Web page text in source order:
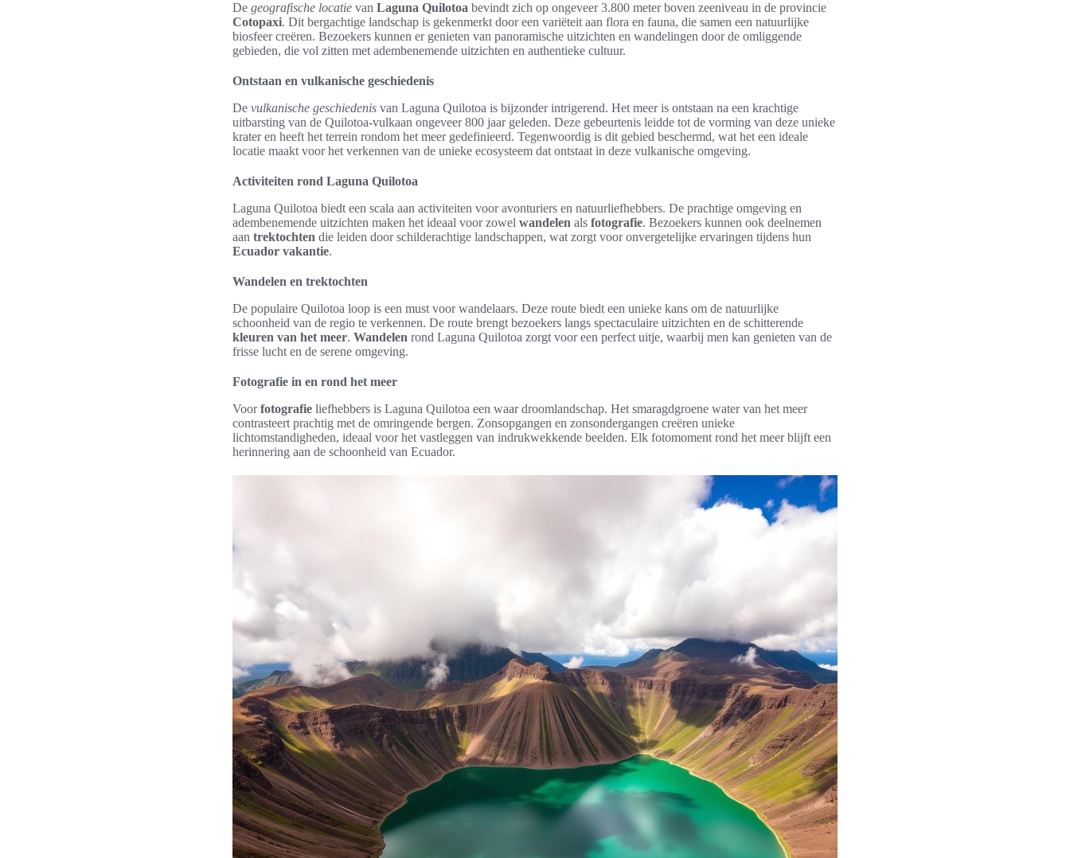
De geografische locatie van Laguna Quilotoa bevindt zich op ongeveer 3.800 meter boven zeeniveau in de provincie
Cotopaxi. Dit bergachtige landschap is gekenmerkt door een variëteit aan flora en fauna, die samen een natuurlijke
biosfeer creëren. Bezoekers kunnen er genieten van panoramische uitzichten en wandelingen door de omliggende
gebieden, die vol zitten met adembenemende uitzichten en authentieke cultuur.
Ontstaan en vulkanische geschiedenis
De vulkanische geschiedenis van Laguna Quilotoa is bijzonder intrigerend. Het meer is ontstaan na een krachtige
uitbarsting van de Quilotoa-vulkaan ongeveer 800 jaar geleden. Deze gebeurtenis leidde tot de vorming van deze unieke
krater en heeft het terrein rondom het meer gedefinieerd. Tegenwoordig is dit gebied beschermd, wat het een ideale
locatie maakt voor het verkennen van de unieke ecosysteem dat ontstaat in deze vulkanische omgeving.
Activiteiten rond Laguna Quilotoa
Laguna Quilotoa biedt een scala aan activiteiten voor avonturiers en natuurliefhebbers. De prachtige omgeving en
adembenemende uitzichten maken het ideaal voor zowel wandelen als fotografie. Bezoekers kunnen ook deelnemen
aan trektochten die leiden door schilderachtige landschappen, wat zorgt voor onvergetelijke ervaringen tijdens hun
Ecuador vakantie.
Wandelen en trektochten
De populaire Quilotoa loop is een must voor wandelaars. Deze route biedt een unieke kans om de natuurlijke
schoonheid van de regio te verkennen. De route brengt bezoekers langs spectaculaire uitzichten en de schitterende
kleuren van het meer. Wandelen rond Laguna Quilotoa zorgt voor een perfect uitje, waarbij men kan genieten van de
frisse lucht en de serene omgeving.
Fotografie in en rond het meer
Voorfotografie liefhebbers is Laguna Quilotoa een waar droomlandschap. Het smaragdgroene water van het meer
contrasteert prachtig met de omringende bergen. Zonsopgangen en zonsondergangen creëren unieke
lichtomstandigheden, ideaal voor het vastleggen van indrukwekkende beelden. Elk fotomoment rond het meer blijft een
herinnering aan de schoonheid van Ecuador.